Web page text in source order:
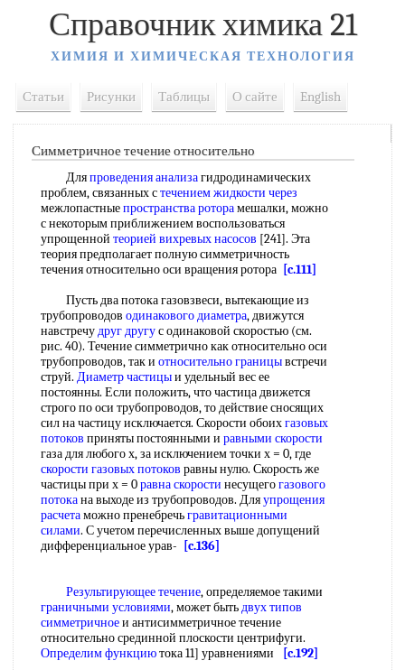
Справочник химика 21
ХИМИЯ И ХИМИЧЕСКАЯ ТЕХНОЛОГИЯ
Статьи Рисунки Таблицы О сайте English
Симметричное течение относительно
Дляпроведения анализагидродинамических
проблем, связанных стечением жидкости через
межлопастныепространства роторамешалки, можно
с некоторым приближением воспользоваться
упрощенной теорией вихревых насосов [241]. Эта
теория предполагает полную симметричность
течения относительно оси вращения ротора [c.111]
Пусть два потока газовзвеси, вытекающие из
трубопроводов одинакового диаметра, движутся
навстречудруг другус одинаковой скоростью (см.
рис. 40). Течение симметрично как относительно оси
трубопроводов, так и относительно границывстречи
струй. Диаметр частицыи удельный вес ее
постоянны. Если положить, что частица движется
строго по оси трубопроводов, то действие сносящих
сил на частицу исключается. Скорости обоихгазовых
потоков приняты постоянными и равными скорости
газа для любого х, за исключением точки х = 0, где
скорости газовых потоков равны нулю. Скорость же
частицы при х = 0равна скорости несущегогазового
потокана выходе из трубопроводов. Дляупрощения
расчетаможно пренебречьгравитационными
силами. С учетом перечисленных выше допущений
дифференциальное урав-
[c.136]
Результирующее течение, определяемое такими
граничными условиями, может бытьдвухтипов
симметричноеи антисимметричное течение
относительно срединной плоскости центрифуги.
Определим функциютока 11] уравнениями
[c.192]